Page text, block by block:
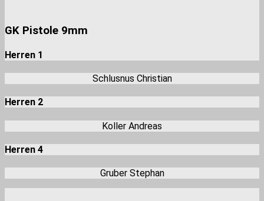
GK Pistole 9mm
Herren 1
Schlusnus Christian
Herren 2
Koller Andreas
Herren 4
Gruber Stephan